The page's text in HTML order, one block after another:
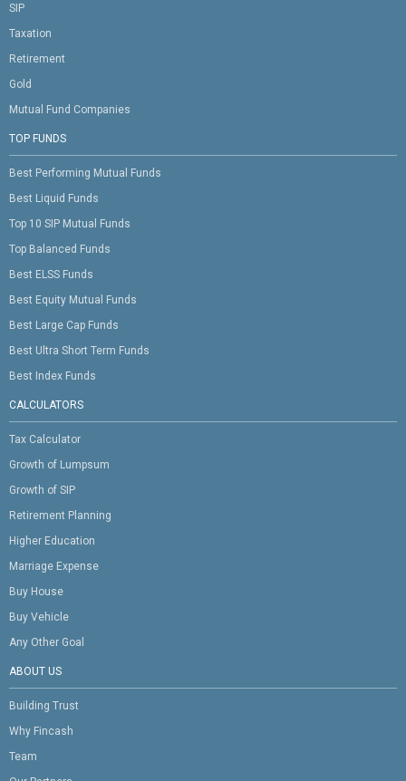
SIP
Taxation
Retirement
Gold
Mutual Fund Companies
TOP FUNDS
Best Performing Mutual Funds
Best Liquid Funds
Top 10 SIP Mutual Funds
Top Balanced Funds
Best ELSS Funds
Best Equity Mutual Funds
Best Large Cap Funds
Best Ultra Short Term Funds
Best Index Funds
CALCULATORS
Tax Calculator
Growth of Lumpsum
Growth of SIP
Retirement Planning
Higher Education
Marriage Expense
Buy House
Buy Vehicle
Any Other Goal
ABOUT US
Building Trust
Why Fincash
Team